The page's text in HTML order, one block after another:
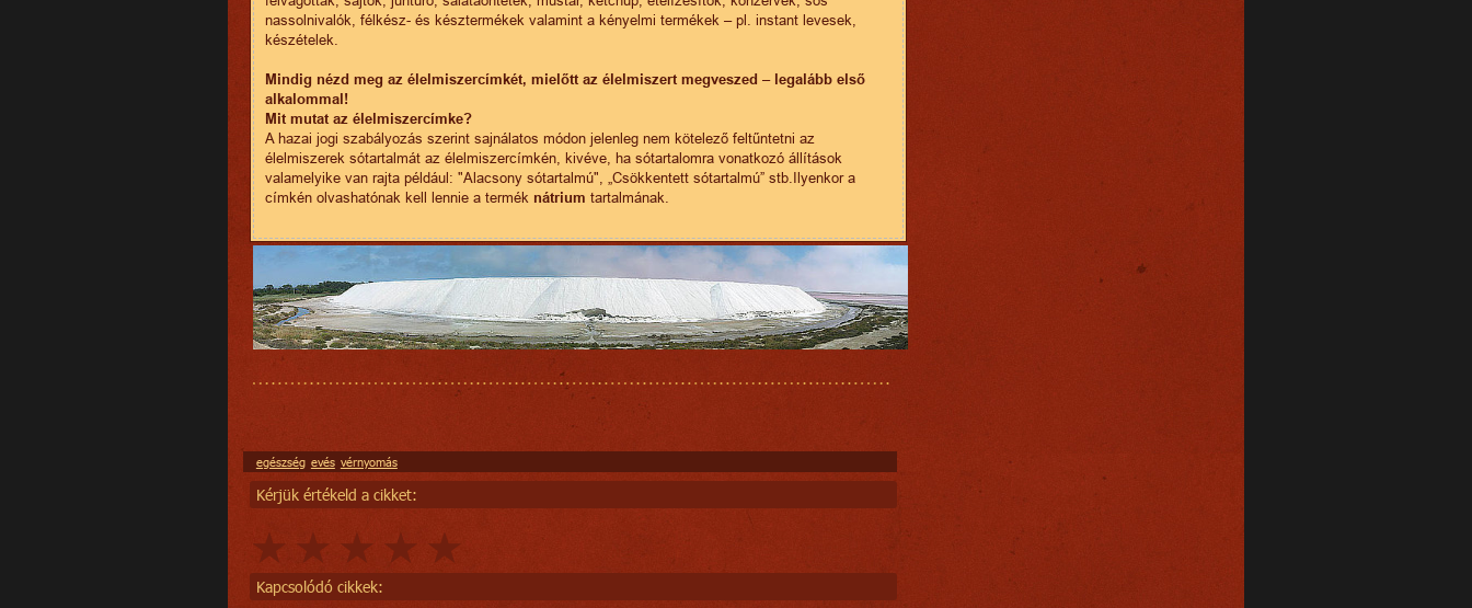
nassolnivalók, félkész- és késztermékek valamint a kényelmi termékek – pl. instant levesek,
készételek.
Mindig nézd meg az élelmiszercímkét, mielőtt az élelmiszert megveszed – legalább első
alkalommal!
Mit mutat az élelmiszercímke?
A hazai jogi szabályozás szerint sajnálatos módon jelenleg nem kötelező feltűntetni az
élelmiszerek sótartalmát az élelmiszercímkén, kivéve, ha sótartalomra vonatkozó állítások
valamelyike van rajta például: "Alacsony sótartalmú", „Csökkentett sótartalmú” stb.Ilyenkor a
címkén olvashatónak kell lennie a termék nátrium tartalmának.
egészség evés vérnyomás
Kérjük értékeld a cikket:
Kapcsolódó cikkek: